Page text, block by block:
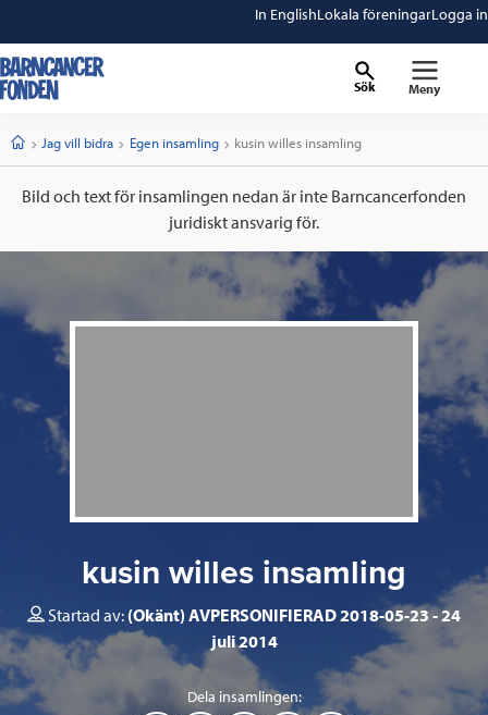
In EnglishLokala föreningarLogga in
Sök Meny
StartJag vill bidra Egen insamling Current:
kusin willes insamling
Bild och text för insamlingen nedan är inte Barncancerfonden
juridiskt ansvarig för.
kusin willes insamling
Startad av: (Okänt) AVPERSONIFIERAD 2018-05-23 24
juli 2014
Dela insamlingen: